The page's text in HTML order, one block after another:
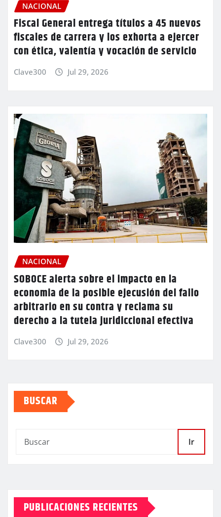
NACIONAL
Fiscal General entrega títulos a 45 nuevos
fiscales de carrera y los exhorta a ejercer
con ética, valentía y vocación de servicio
Clave300 Jul 29, 2026
NACIONAL
SOBOCE alerta sobre el impacto en la
economia de la posible ejecusión del fallo
arbitrario en su contra y reclama su
derecho a la tutela juridiccional efectiva
Clave300 Jul 29, 2026
BUSCAR
Ir
PUBLICACIONES RECIENTES